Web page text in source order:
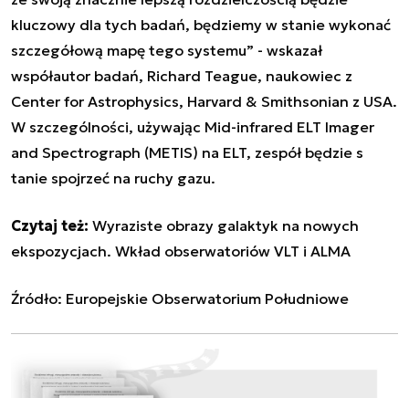
kluczowy dla tych badań, będziemy w stanie wykonać
szczegółową mapę tego systemu” - wskazał
współautor badań, Richard Teague, naukowiec z
Center for Astrophysics, Harvard & Smithsonian z USA.
W szczególności, używając Mid-infrared ELT Imager
and Spectrograph (METIS) na ELT, zespół będzie s
tanie spojrzeć na ruchy gazu.
Czytaj też: Wyraziste obrazy galaktyk na nowych
ekspozycjach. Wkład obserwatoriów VLT i ALMA
Źródło: Europejskie Obserwatorium Południowe